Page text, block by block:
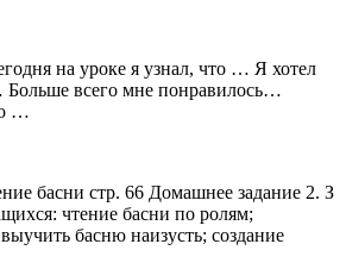
на уроке я узнал, что … Я хотел
Больше всего мне понравилось…
…
басни стр. 66 Домашнее задание 2. З
чтение басни по ролям;
басню наизусть; создание